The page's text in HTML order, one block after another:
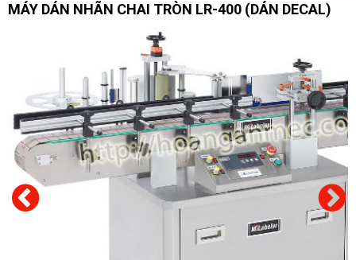
MÁY DÁN NHÃN CHAI TRÒN LR-400 (DÁN DECAL)